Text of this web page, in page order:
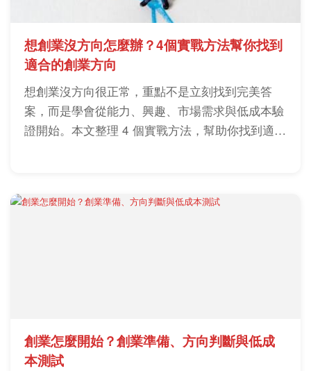
想創業沒方向怎麼辦？4個實戰方法幫你找到
適合的創業方向
想創業沒方向很正常，重點不是立刻找到完美答
案，而是學會從能力、興趣、市場需求與低成本驗
證開始。本文整理 4 個實戰方法，幫助你找到適合
創業怎麼開始？創業準備、方向判斷與低成
本測試